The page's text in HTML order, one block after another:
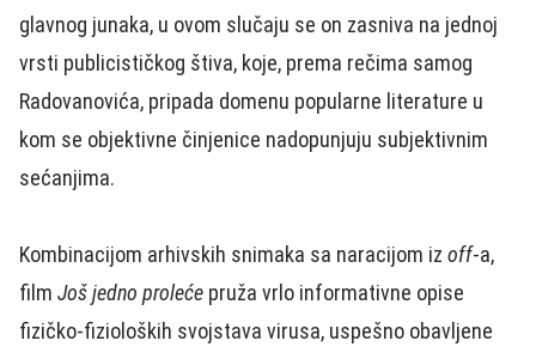
glavnog junaka, u ovom slučaju se on zasniva na jednoj
vrsti publicističkog štiva, koje, prema rečima samog
Radovanovića, pripada domenu popularne literature u
kom se objektivne činjenice nadopunjuju subjektivnim
sećanjima.
Kombinacijom arhivskih snimaka sa naracijom iz off-a,
film Još jedno proleće pruža vrlo informativne opise
fizičko-fizioloških svojstava virusa, uspešno obavljene